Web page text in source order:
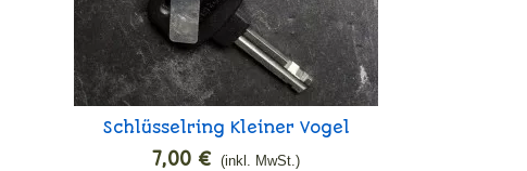
In den Warenkorb
Schlüsselring Kleiner Vogel
7,00 € (inkl. MwSt.)